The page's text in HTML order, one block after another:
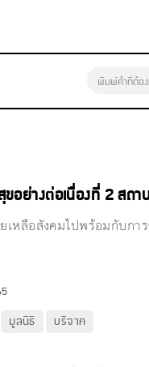
อย่างต่อเนื่องที่ 2 สถา
หลือสังคมไปพร้อมกับกา
มูลนิธิ บริจาค